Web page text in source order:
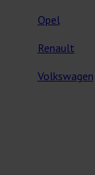
Opel
Renault
Volkswagen